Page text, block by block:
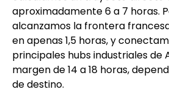
aproximadamente 6 a 7 horas.
alcanzamos la frontera
en apenas 1,5 horas, y
principales hubs industriales de
margen de 14 a 18 horas,
de destino.